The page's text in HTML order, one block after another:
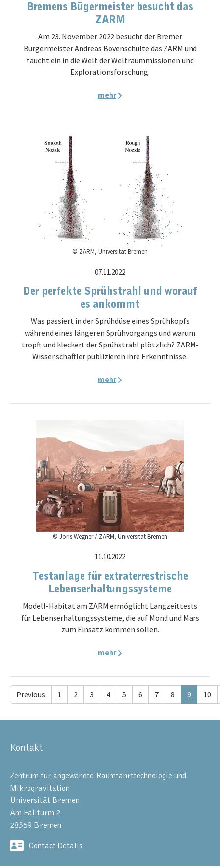
Bremens Bügermeister besucht das
ZARM
Am 23. November 2022 besucht der Bremer
Bürgermeister Andreas Bovenschulte das ZARM und
taucht ein in die Welt der Weltraummissionen und
Explorationsforschung.
mehr
© ZARM, Universität Bremen
07.11.2022
Der perfekte Sprühstrahl und worauf
es ankommt
Was passiert in der Sprühdüse eines Sprühkopfs
während eines längeren Sprühvorgangs und warum
tropft und kleckert der Sprühstrahl plötzlich? ZARM-
Wissenschaftler publizieren ihre Erkenntnisse.
mehr
© Joris Wegner / ZARM, Universität Bremen
11.10.2022
Testanlage für extraterrestrische
Lebenserhaltungssysteme
Modell-Habitat am ZARM ermöglicht Langzeittests
für Lebenserhaltungssysteme, die auf Mond und Mars
zum Einsatz kommen sollen.
mehr
Previous 1 2 3 4 5 6 7 8 9 10
Kontakt
Zentrum für angewandte Raumfahrttechnologie und
Mikrogravitation
Universität Bremen
Am Fallturm 2
28359 Bremen
Contact Details